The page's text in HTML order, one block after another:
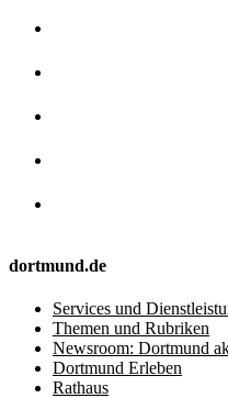
dortmund.de
Services und
Themen und Rubriken
Newsroom: Dortmund
Dortmund Erleben
Rathaus